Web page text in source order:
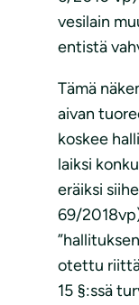
vesilain
entistä
Tämä
aivan
koskee
laiksi
eräiksi
69/
otettu
15 §:ssä